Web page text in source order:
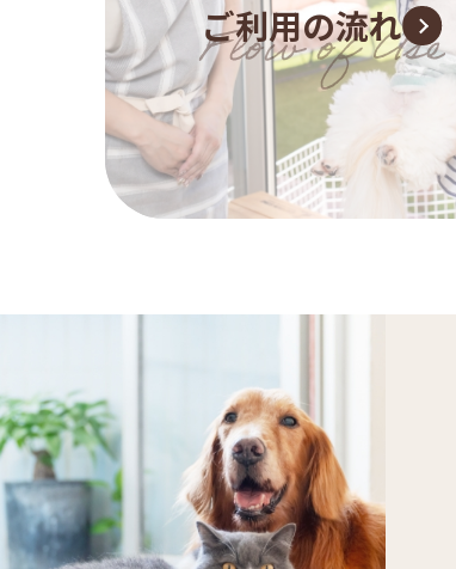
ご利用の流れ